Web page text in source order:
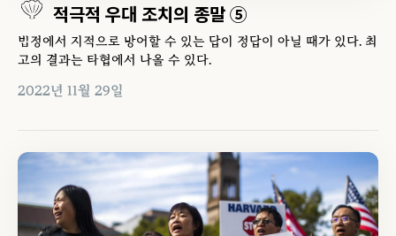
적극적 우대 조치의 종말 ⑤
법정에서 지적으로 방어할 수 있는 답이 정답이 아닐 때가 있다. 최
고의 결과는 타협에서 나올 수 있다.
2022년 11월 29일